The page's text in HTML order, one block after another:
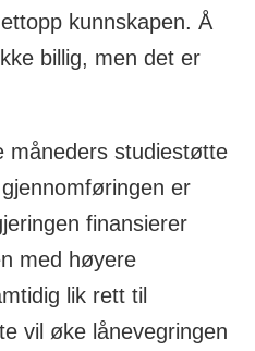
kunnskapen. Å
billig, men det er
måneders studiestøtte
er
finansierer
med høyere
lik rett til
vil øke lånevegringen